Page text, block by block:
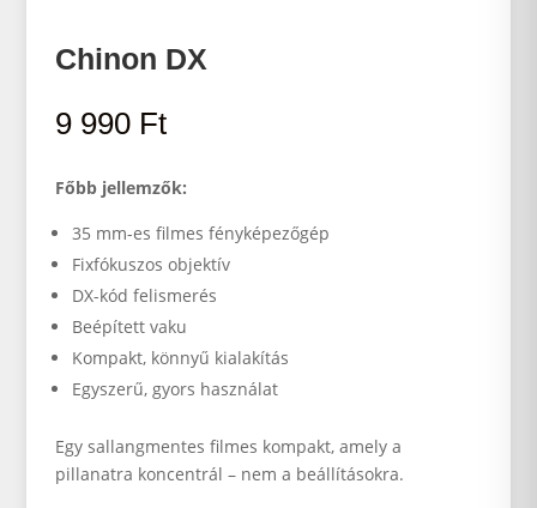
Chinon DX
9 990 Ft
Főbb jellemzők:
35 mm-es filmes fényképezőgép
Fixfókuszos objektív
DX-kód felismerés
Beépített vaku
Kompakt, könnyű kialakítás
Egyszerű, gyors használat
Egy sallangmentes filmes kompakt, amely a
pillanatra koncentrál – nem a beállításokra.